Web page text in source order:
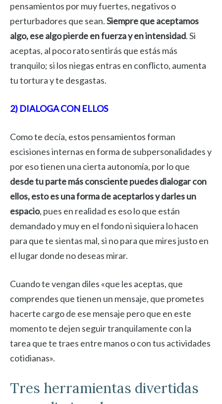
pensamientos por muy fuertes, negativos o
perturbadores que sean.Siempre que aceptamos
algo, ese algo pierde en fuerza y en intensidad. Si
aceptas, al poco rato sentirás que estás más
tranquilo; si los niegas entras en conflicto, aumenta
tu tortura y te desgastas.
2) DIALOGA CON ELLOS
Como te decía, estos pensamientos forman
escisiones internas en forma de subpersonalidades y
por eso tienen una cierta autonomía, por lo que
desde tu parte más consciente puedes dialogar con
ellos, esto es una forma de aceptarlos y darles un
espacio, pues en realidad es eso lo que están
demandado y muy en el fondo ni siquiera lo hacen
para que te sientas mal, si no para que mires justo en
el lugar donde no deseas mirar.
Cuando te vengan diles «que les aceptas, que
comprendes que tienen un mensaje, que prometes
hacerte cargo de ese mensaje pero que en este
momento te dejen seguir tranquilamente con la
tarea que te traes entre manos o con tus actividades
cotidianas».
Tres herramientas divertidas